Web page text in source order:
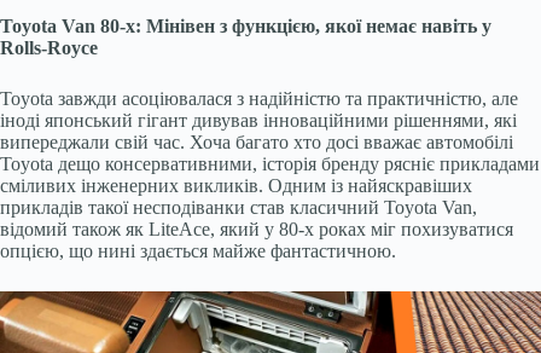
Toyota Van 80-х: Мінівен з функцією, якої немає навіть у
Rolls-Royce
Toyota завжди асоціювалася з надійністю та практичністю, але
іноді японський гігант дивував інноваційними рішеннями, які
випереджали свій час. Хоча багато хто досі вважає автомобілі
Toyota дещо консервативними, історія бренду рясніє прикладами
сміливих інженерних викликів. Одним із найяскравіших
прикладів такої несподіванки став класичний Toyota Van,
відомий також як LiteAce, який у 80-х роках міг похизуватися
опцією, що нині здається майже фантастичною.